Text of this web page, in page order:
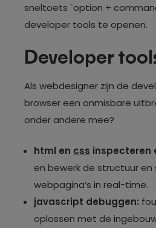
sneltoets `option +
developer tools te openen.
Developer
Als webdesigner zijn de
browser een onmisbare
onder andere mee?
html en css inspecteren
en bewerk de structuur en
webpagina’s in real-time.
javascript debuggen:
oplossen met de